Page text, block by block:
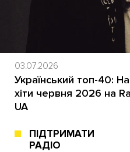
03.07.2026
Український топ-40:
хіти червня 2026 на
UA
ПІДТРИМАТИ
РАДІО